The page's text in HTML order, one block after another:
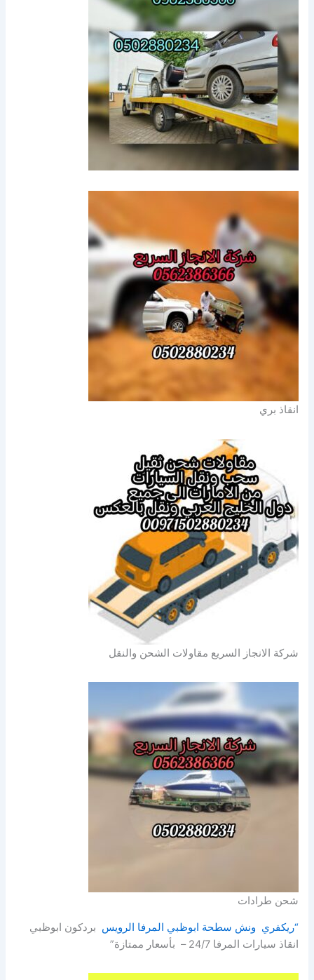
انقاذ بري
شركة الانجاز السريع مقاولات الشحن والنقل
شحن طرادات
“ريكفري ونش سطحة ابوظبي المرفا الرويس بردكون ابوظبي
انقاذ سيارات المرفا 24/7 – بأسعار ممتازة”